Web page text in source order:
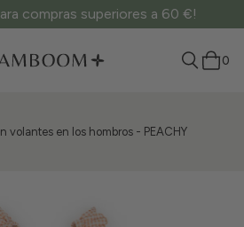
compras superiores a 60 €!
0
volantes en los hombros - PEACHY